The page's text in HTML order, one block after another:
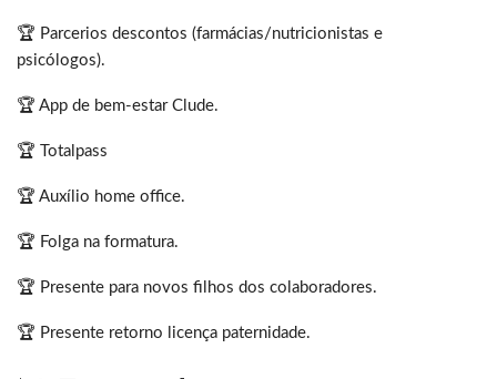
🏆 Parcerios descontos (farmácias/nutricionistas e
psicólogos).
🏆 App de bem-estar Clude.
🏆 Totalpass
🏆 Auxílio home office.
🏆 Folga na formatura.
🏆 Presente para novos filhos dos colaboradores.
🏆 Presente retorno licença paternidade.